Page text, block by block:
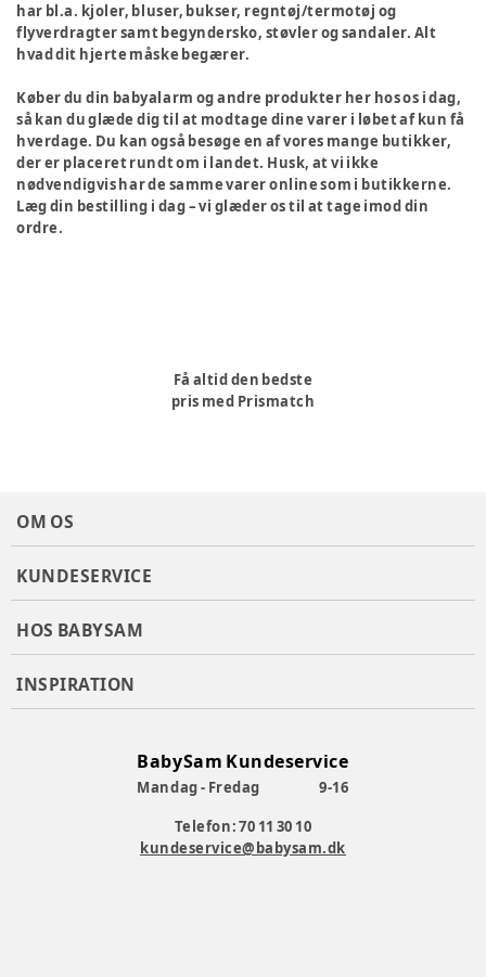
har bl.a. kjoler, bluser, bukser, regntøj/termotøj og
flyverdragter samt begyndersko, støvler og sandaler. Alt
hvad dit hjerte måske begærer.
Køber du din babyalarm og andre produkter her hos os i dag,
så kan du glæde dig til at modtage dine varer i løbet af kun få
hverdage. Du kan også besøge en af vores mange butikker,
der er placeret rundt om i landet. Husk, at vi ikke
nødvendigvis har de samme varer online som i butikkerne.
Læg din bestilling i dag – vi glæder os til at tage imod din
ordre.
Få altid den bedste
pris med Prismatch
OM OS
KUNDESERVICE
HOS BABYSAM
INSPIRATION
BabySam Kundeservice
Mandag - Fredag
9-16
Telefon: 70 11 30 10
kundeservice@babysam.dk